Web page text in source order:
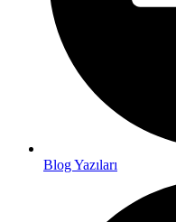
Blog Yazıları